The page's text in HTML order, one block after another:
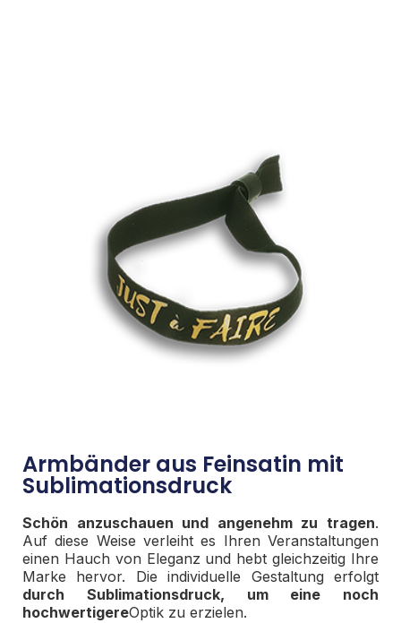
Armbänder aus Feinsatin mit
Sublimationsdruck
Schön anzuschauen und angenehm zu tragen.
Auf diese Weise verleiht es Ihren Veranstaltungen
einen Hauch von Eleganz und hebt gleichzeitig Ihre
Marke hervor. Die individuelle Gestaltung erfolgt
durch Sublimationsdruck, um eine noch
hochwertigereOptik zu erzielen.